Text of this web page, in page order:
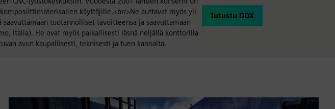
käyttäjille.<br/>Ne auttavat myös yli
tuotannolliset tavoitteensa ja saavuttamaan
Italia). He ovat myös paikallisesti läsnä neljällä konttorilla
avun kaupallisesti, teknisesti ja tuen kannalta.
Tutustu DDX